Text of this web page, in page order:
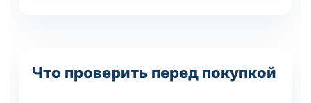
Что проверить перед покупкой